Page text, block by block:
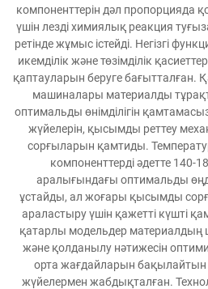
компоненттерін дәл пропорцияда
үшін лезді химиялық реакция
ретінде жұмыс істейді. Негізгі
икемділік және төзімділік
қаптауларын беруге бағытталған.
машиналары материалды
оптимальды өнімділігін
жүйелерін, қысымды реттеу
сорғыларын қамтиды.
компоненттерді әдетте 140-
аралығындағы оптимальды
ұстайды, ал жоғары қысымды
араластыру үшін қажетті күшті
қатарлы модельдер материалдың
және қолданылу нәтижесін
орта жағдайларын бақылайтын
жүйелермен жабдықталған.